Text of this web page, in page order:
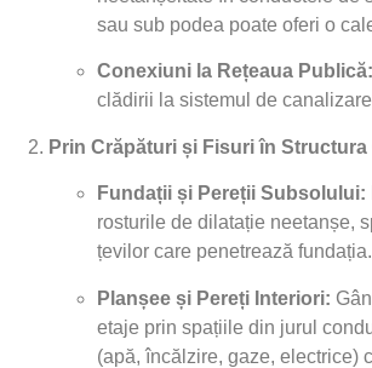
sau sub podea poate oferi o
Conexiuni la Rețeaua Publică:
clădirii la sistemul de
Prin Crăpături și Fisuri în Structura
Fundații și Pereții Subsolului:
rosturile de dilatație neetanșe,
țevilor care penetrează fundația.
Planșee și Pereți Interiori:
etaje prin spațiile din jurul
(apă, încălzire, gaze, electrice)